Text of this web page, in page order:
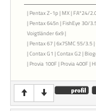
| Pentax Z-1p | MX | FA*24/
| Pentax 645n | FishEye 30/
Voigtländer 6x9 |
| Pentax 67 | 6x7SMC 55/3.5
| Contax G1 | Contax G2 |
| Provia 100F | Provia 400F |